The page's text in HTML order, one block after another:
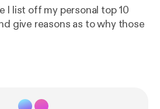
I list off my personal top 10
give reasons as to why those